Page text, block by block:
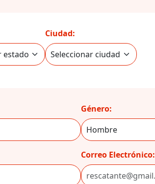
Ciudad:
Género:
Correo Electrónico: